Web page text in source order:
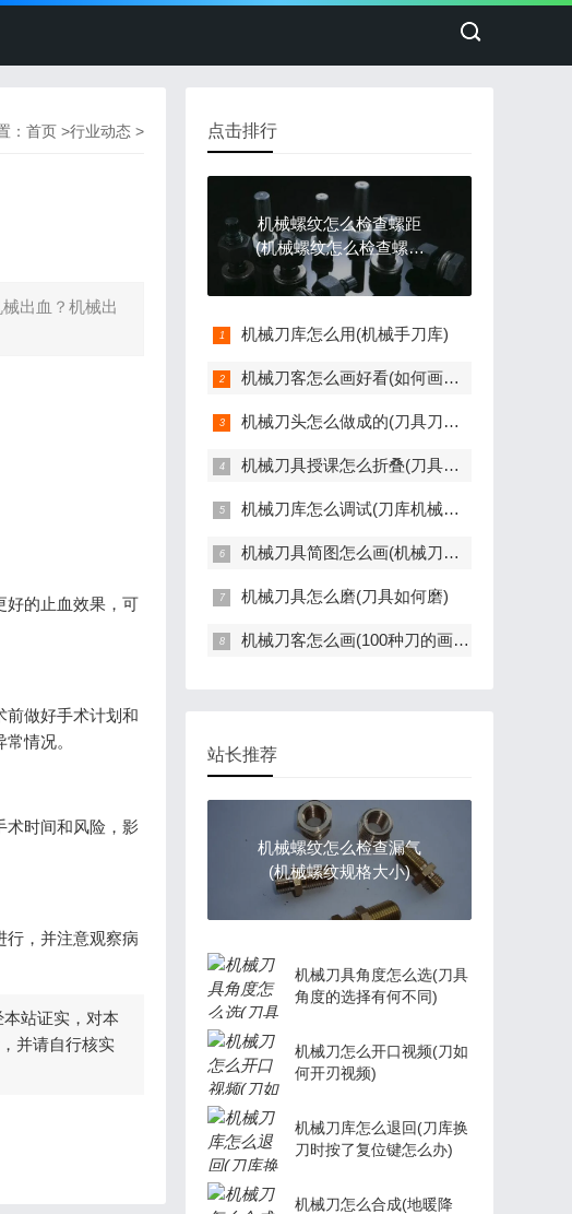
： 首页 >行业动态 >
出血？机械出
好的止血效果，可
前做好手术计划和
情况。
术时间和风险，影
行，并注意观察病
站证实，对本
并请自行核实
点击排行
机械螺纹怎么检查螺距
(机械螺纹怎么检查螺距
是否正常)
机械刀库怎么用(机械手刀库)
机械刀客怎么画好看(如何画刀具)
机械刀头怎么做成的(刀具刀头图)
机械刀具授课怎么折叠(刀具如何)
机械刀库怎么调试(刀库机械臂结构图)
机械刀具简图怎么画(机械刀具简图怎么画图片)
机械刀具怎么磨(刀具如何磨)
机械刀客怎么画(100种刀的画法)
站长推荐
机械螺纹怎么检查漏气
(机械螺纹规格大小)
机械刀具角度怎么选(刀具
角度的选择有何不同)
机械刀怎么开口视频(刀如
何开刃视频)
机械刀库怎么退回(刀库换
刀时按了复位键怎么办)
机械刀怎么合成(地暖降